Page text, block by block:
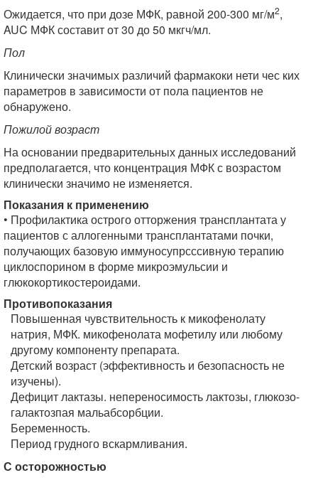
Ожидается, что при дозе МФК, равной 200-300 мг/м2,
AUC МФК составит от 30 до 50 мкгч/мл.
Пол
Клинически значимых различий фармакоки нети чес ких
параметров в зависимости от пола пациентов не
обнаружено.
Пожилой возраст
На основании предварительных данных исследований
предполагается, что концентрация МФК с возрастом
клинически значимо не изменяется.
Показания к применению
• Профилактика острого отторжения трансплантата у
пациентов с аллогенными трансплантатами почки,
получающих базовую иммуносупрсссивную терапию
циклоспорином в форме микроэмульсии и
глюкокортикостероидами.
Противопоказания
Повышенная чувствительность к микофенолату
натрия, МФК. микофенолата мофетилу или любому
другому компоненту препарата.
Детский возраст (эффективность и безопасность не
изучены).
Дефицит лактазы. непереносимость лактозы, глюкозо-
галактозпая мальабсорбции.
Беременность.
Период грудного вскармливания.
С осторожностью